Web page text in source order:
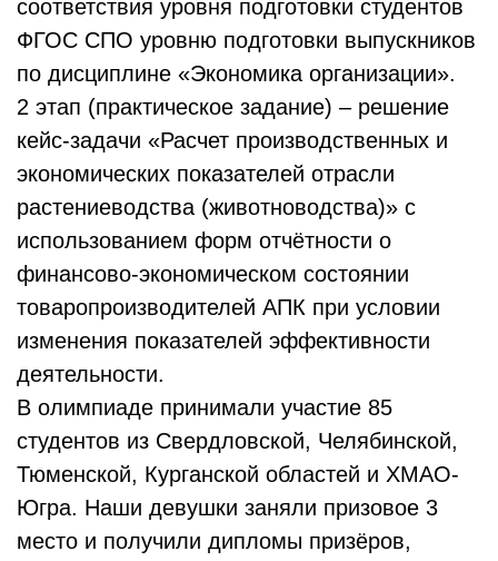
соответствия уровня подготовки студентов
ФГОС СПО уровню подготовки выпускников
по дисциплине «Экономика организации».
2 этап (практическое задание) – решение
кейс-задачи «Расчет производственных и
экономических показателей отрасли
растениеводства (животноводства)» с
использованием форм отчётности о
финансово-экономическом состоянии
товаропроизводителей АПК при условии
изменения показателей эффективности
деятельности.
В олимпиаде принимали участие 85
студентов из Свердловской, Челябинской,
Тюменской, Курганской областей и ХМАО-
Югра. Наши девушки заняли призовое 3
место и получили дипломы призёров,